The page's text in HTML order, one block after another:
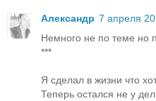
Александр 7 апреля
Немного не по теме но
***
Я сделал в жизни что
Теперь остался не у дел.